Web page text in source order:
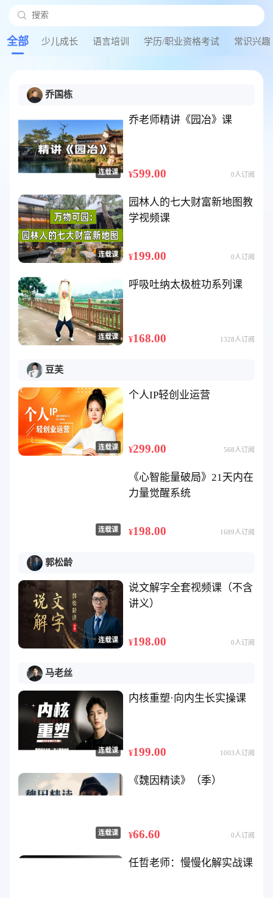
 搜索
全部 少儿成长 语言培训 学历/职业资格考试 常识兴趣
乔国栋
连载课
乔老师精讲《园冶》课
¥599.00 0人订阅
连载课
园林人的七大财富新地图教
学视频课
¥199.00 0人订阅
连载课
呼吸吐纳太极桩功系列课
¥168.00 1328人订阅
豆芙
连载课
个人IP轻创业运营
¥299.00 568人订阅
连载课
《心智能量破局》21天内在
力量觉醒系统
¥198.00 1689人订阅
郭松龄
连载课
说文解字全套视频课（不含
讲义）
¥198.00 0人订阅
马老丝
连载课
内核重塑·向内生长实操课
¥199.00 1003人订阅
连载课
《魏因精读》（季）
¥66.60 0人订阅
任哲老师：慢慢化解实战课